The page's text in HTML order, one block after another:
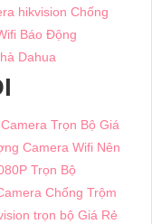
hikvision Chống
Báo Động
Dahua
Trọn Bộ Giá
Camera Wifi Nên
Trọn Bộ
Chống Trộm
trọn bộ Giá Rẻ